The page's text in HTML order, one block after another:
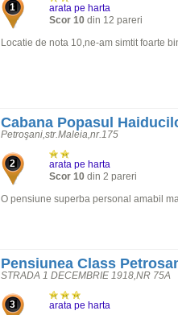
1
arata pe harta
Scor 10 din 12 pareri
Locatie de nota 10,ne-am simtit foarte
Cabana Popasul
Petroşani,str.Maleia,nr.175
2
arata pe harta
Scor 10 din 2 pareri
O pensiune superba personal amabil
Pensiunea Class
STRADA 1 DECEMBRIE 1918,NR 75A
3 arata pe harta